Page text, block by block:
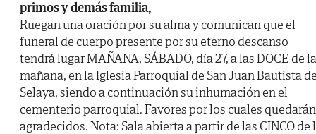
primos y demás familia,
Ruegan una oración por su alma y comunican que el
funeral de cuerpo presente por su eterno descanso
tendrá lugar MAÑANA, SÁBADO, día 27, a las DOCE de la
mañana, en la Iglesia Parroquial de San Juan Bautista
Selaya, siendo a continuación su inhumación en el
cementerio parroquial. Favores por los cuales quedarán
agradecidos. Nota: Sala abierta a partir de las CINCO de